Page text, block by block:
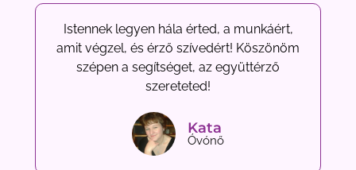
Istennek legyen hála érted, a munkáért,
amit végzel, és érző szívedért! Köszönöm
szépen a segítséget, az együttérző
szereteted!
Kata
Óvónő